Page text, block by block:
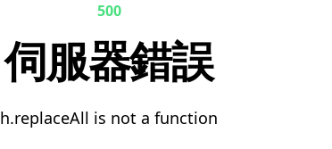
500
伺服器錯誤
h.replaceAll is not a function